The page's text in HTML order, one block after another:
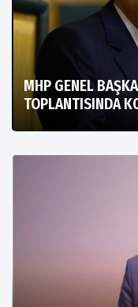
MHP GENEL
TOPLANTISINDA